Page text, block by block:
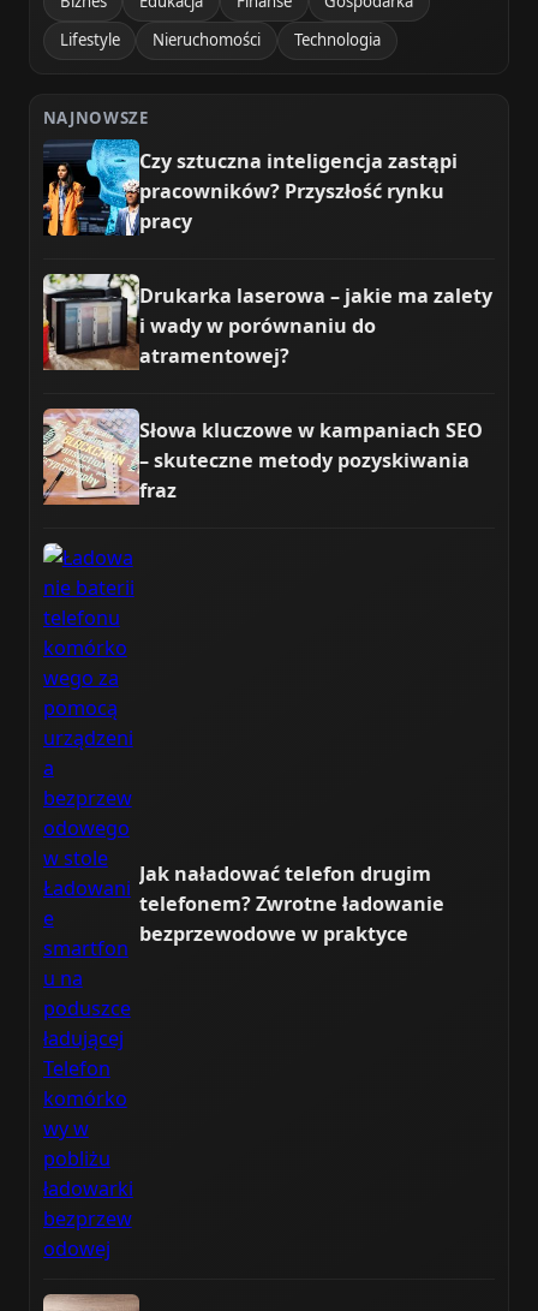
Lifestyle
Nieruchomości Technologia
NAJNOWSZE
Czy sztuczna inteligencja zastąpi
pracowników? Przyszłość rynku
pracy
Drukarka laserowa – jakie ma zalety
i wady w porównaniu do
atramentowej?
Słowa kluczowe w kampaniach SEO
– skuteczne metody pozyskiwania
fraz
Jak naładować telefon drugim
telefonem? Zwrotne ładowanie
bezprzewodowe w praktyce